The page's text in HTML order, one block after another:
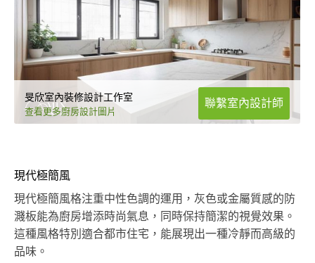
旻欣室內裝修設計工作室
查看更多廚房設計圖片
聯繫室內設計師
現代極簡風
現代極簡風格注重中性色調的運用，灰色或金屬質感的防
濺板能為廚房增添時尚氣息，同時保持簡潔的視覺效果。
這種風格特別適合都市住宅，能展現出一種冷靜而高級的
品味。